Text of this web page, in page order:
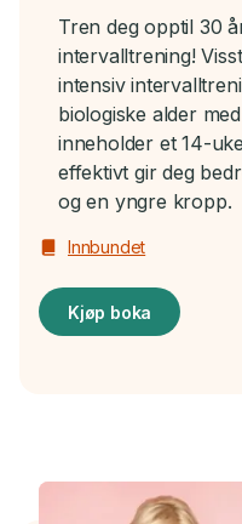
Tren deg opptil 30
intervalltrening!
intensiv
biologiske alder
inneholder et 14-
effektivt gir deg
og en yngre kropp.
Innbundet
Kjøp boka